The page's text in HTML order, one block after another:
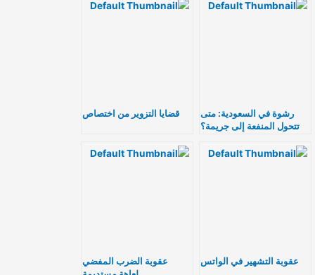
رشوة في السعودية: متى
تتحول المنفعة إلى جريمة؟
قضايا التزوير من اختصاص
عقوبة التشهير في الواتس
عقوبة الضرب المفضي